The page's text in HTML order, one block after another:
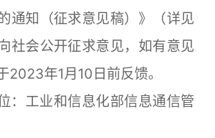
通知（征求意见稿）》（详见
社会公开征求意见，如有意见
2023年1月10日前反馈。
工业和信息化部信息通信管